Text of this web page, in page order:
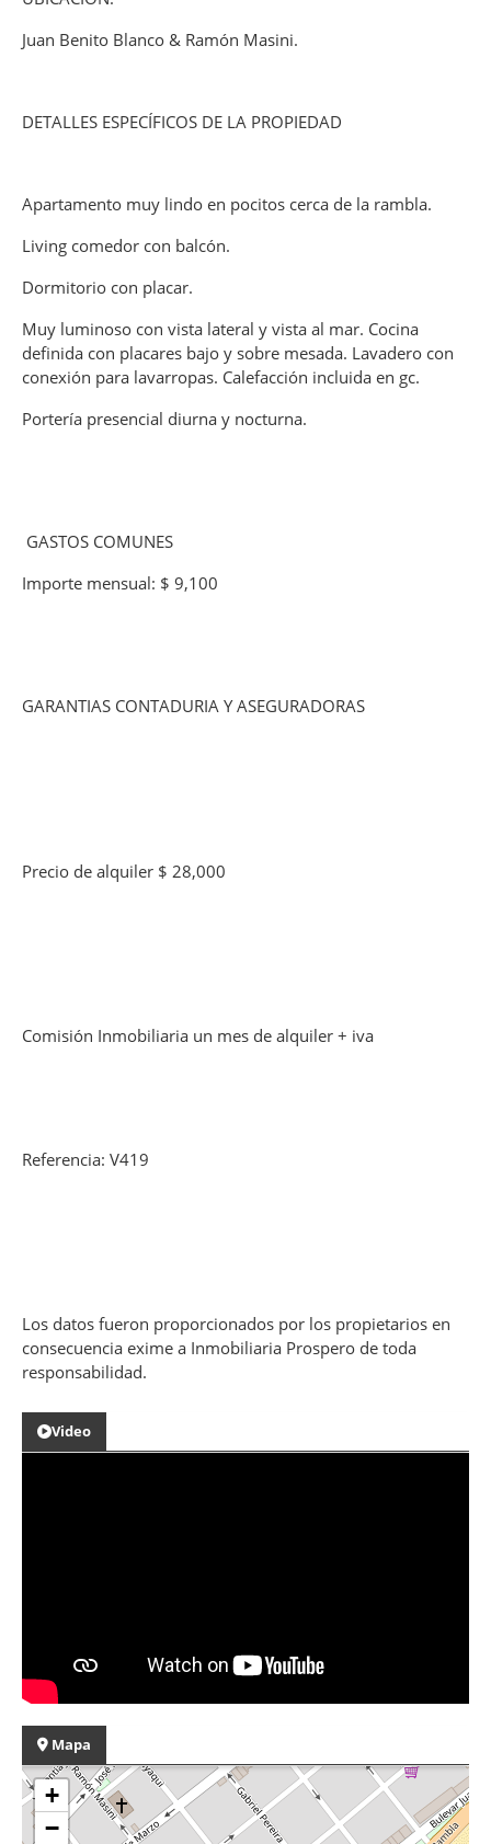
Juan Benito Blanco & Ramón Masini.
DETALLES ESPECÍFICOS DE LA PROPIEDAD
Apartamento muy lindo en pocitos cerca de la rambla.
Living comedor con balcón.
Dormitorio con placar.
Muy luminoso con vista lateral y vista al mar. Cocina
definida con placares bajo y sobre mesada. Lavadero con
conexión para lavarropas. Calefacción incluida en gc.
Portería presencial diurna y nocturna.
GASTOS COMUNES
Importe mensual: $ 9,100
GARANTIAS CONTADURIA Y ASEGURADORAS
Precio de alquiler $ 28,000
Comisión Inmobiliaria un mes de alquiler + iva
Referencia: V419
Los datos fueron proporcionados por los propietarios en
consecuencia exime a Inmobiliaria Prospero de toda
responsabilidad.
Video
Mapa
+
−